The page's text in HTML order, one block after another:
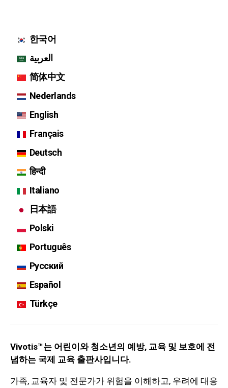
한국어
العربية
简体中文
Nederlands
English
Français
Deutsch
हिन्दी
Italiano
日本語
Polski
Português
Русский
Español
Türkçe
Vivotis™는 어린이와 청소년의 예방, 교육 및 보호에 전
념하는 국제 교육 출판사입니다.
가족, 교육자 및 전문가가 위험을 이해하고, 우려에 대응